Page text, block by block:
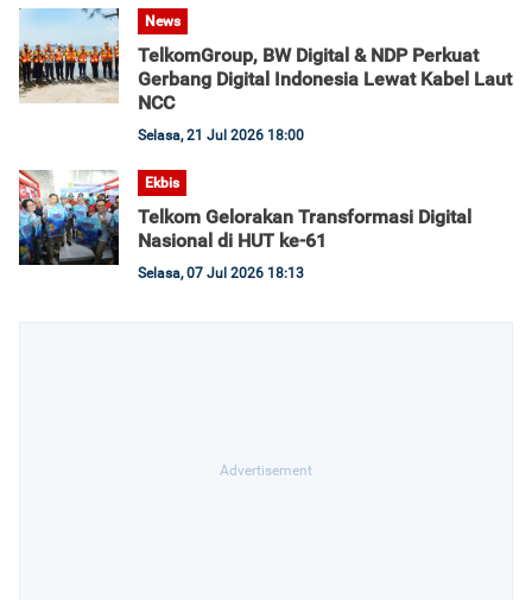
News
TelkomGroup, BW Digital & NDP Perkuat
Gerbang Digital Indonesia Lewat Kabel Laut
NCC
Selasa, 21 Jul 2026 18:00
Ekbis
Telkom Gelorakan Transformasi Digital
Nasional di HUT ke-61
Selasa, 07 Jul 2026 18:13